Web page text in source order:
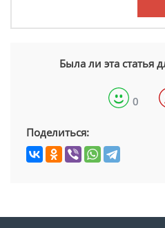
Была ли эта статья
0
Поделиться: